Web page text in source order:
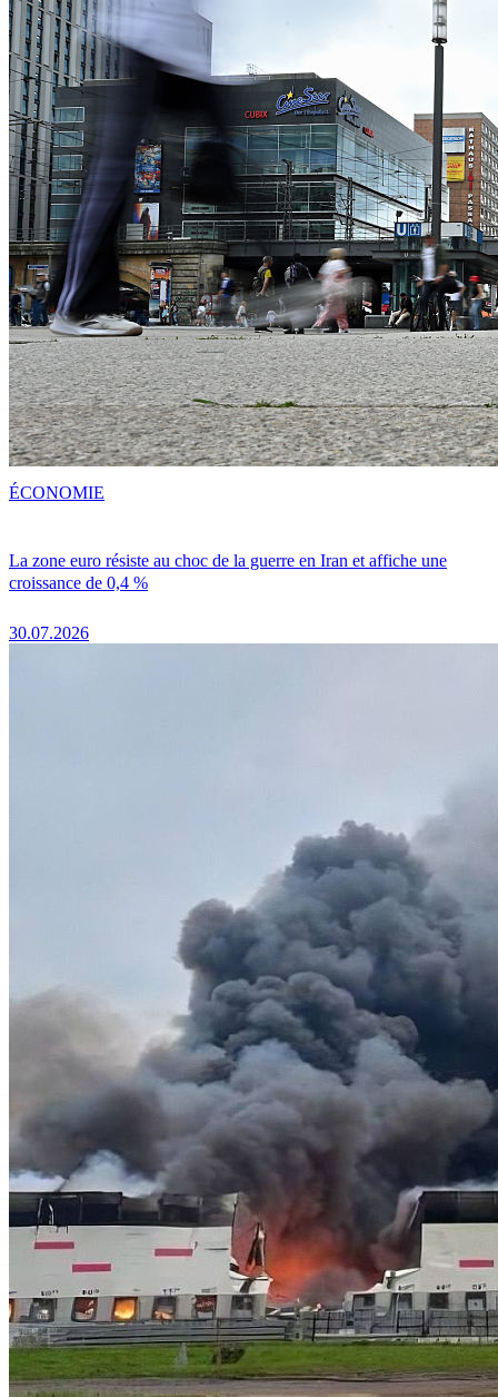
La zone euro résiste au choc de la guerre en Iran et affiche une
croissance de 0,4 %
30.07.2026
ÉCONOMIE